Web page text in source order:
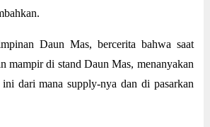
Daun Mas, bercerita bahwa saat
mampir di stand Daun Mas, menanyakan
ini dari mana supply-nya dan di pasarkan